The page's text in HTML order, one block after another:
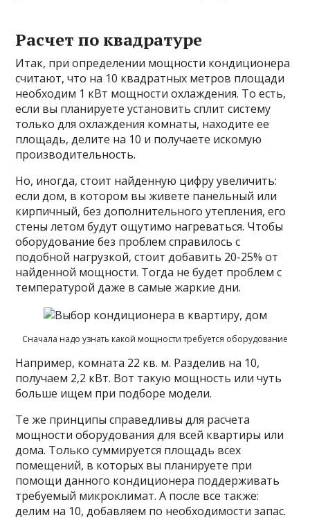
Расчет по квадратуре
Итак, при определении мощности кондиционера
считают, что на 10 квадратных метров площади
необходим 1 кВт мощности охлаждения. То есть,
если вы планируете установить сплит систему
только для охлаждения комнаты, находите ее
площадь, делите на 10 и получаете искомую
производительность.
Но, иногда, стоит найденную цифру увеличить:
если дом, в котором вы живете панельный или
кирпичный, без дополнительного утепления, его
стены летом будут ощутимо нагреваться. Чтобы
оборудование без проблем справилось с
подобной нагрузкой, стоит добавить 20-25% от
найденной мощности. Тогда не будет проблем с
температурой даже в самые жаркие дни.
Сначала надо узнать какой мощности требуется оборудование
Например, комната 22 кв. м. Разделив на 10,
получаем 2,2 кВт. Вот такую мощность или чуть
больше ищем при подборе модели.
Те же принципы справедливы для расчета
мощности оборудования для всей квартиры или
дома. Только суммируется площадь всех
помещений, в которых вы планируете при
помощи данного кондиционера поддерживать
требуемый микроклимат. А после все также:
делим на 10, добавляем по необходимости запас.